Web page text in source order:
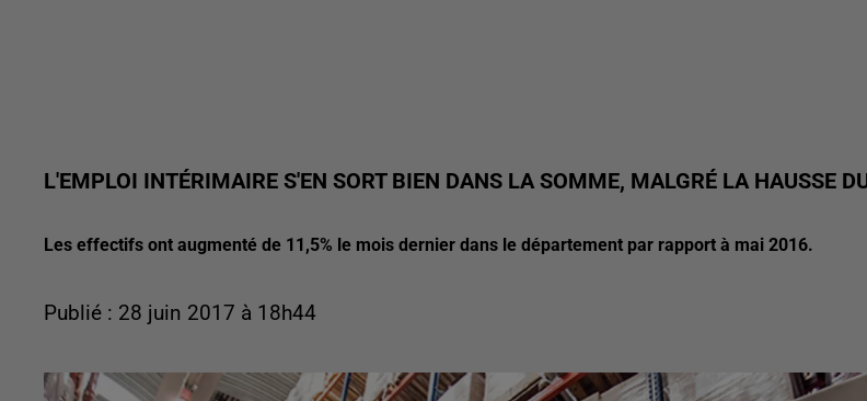
L'EMPLOI INTÉRIMAIRE S'EN SORT BIEN DANS LA SOMME, MALGRÉ LA HAUSSE
Les effectifs ont augmenté de 11,5% le mois dernier dans le département par rapport à mai 2016.
Publié : 28 juin 2017 à 18h44